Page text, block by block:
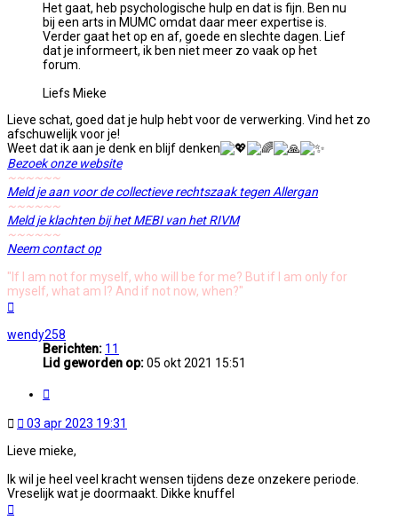
Het gaat, heb psychologische hulp en dat is fijn. Ben nu
bij een arts in MUMC omdat daar meer expertise is.
Verder gaat het op en af, goede en slechte dagen. Lief
dat je informeert, ik ben niet meer zo vaak op het
forum.
Liefs Mieke
Lieve schat, goed dat je hulp hebt voor de verwerking. Vind het zo
afschuwelijk voor je!
Weet dat ik aan je denk en blijf denken
Bezoek onze website
~~~~~~
Meld je aan voor de collectieve rechtszaak tegen Allergan
~~~~~~
Meld je klachten bij het MEBI van het RIVM
~~~~~~
Neem contact op
"If I am not for myself, who will be for me? But if I am only for
myself, what am I? And if not now, when?"
wendy258
Berichten: 11
Lid geworden op:05 okt 2021 15:51
Ongelezen
bericht
03 apr 2023 19:31
Lieve mieke,
Ik wil je heel veel kracht wensen tijdens deze onzekere periode.
Vreselijk wat je doormaakt. Dikke knuffel